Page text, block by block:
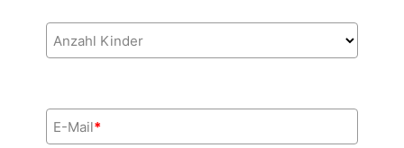
Anzahl Kinder
E-Mail*